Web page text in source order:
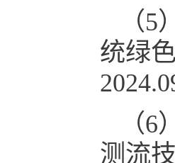
（
统绿
（
测流